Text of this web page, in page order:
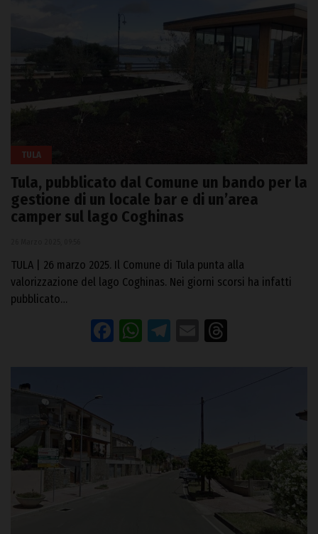
TULA
Tula, pubblicato dal Comune un bando per la
gestione di un locale bar e di un’area
camper sul lago Coghinas
TULA | 26 marzo 2025. Il Comune di Tula punta alla
valorizzazione del lago Coghinas. Nei giorni scorsi ha infatti
pubblicato…
Facebook
WhatsApp
Telegram
Email